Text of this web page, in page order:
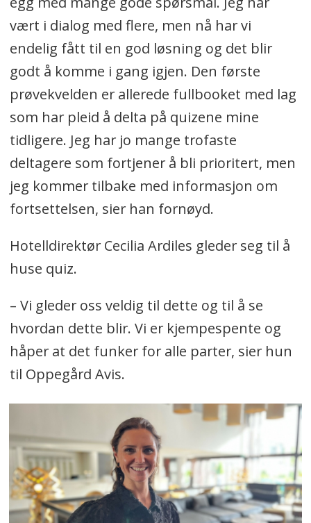
vært i dialog med flere, men nå har vi
endelig fått til en god løsning og det blir
godt å komme i gang igjen. Den første
prøvekvelden er allerede fullbooket med lag
som har pleid å delta på quizene mine
tidligere. Jeg har jo mange trofaste
deltagere som fortjener å bli prioritert, men
jeg kommer tilbake med informasjon om
fortsettelsen, sier han fornøyd.
Hotelldirektør Cecilia Ardiles gleder seg til å
huse quiz.
– Vi gleder oss veldig til dette og til å se
hvordan dette blir. Vi er kjempespente og
håper at det funker for alle parter, sier hun
til Oppegård Avis.